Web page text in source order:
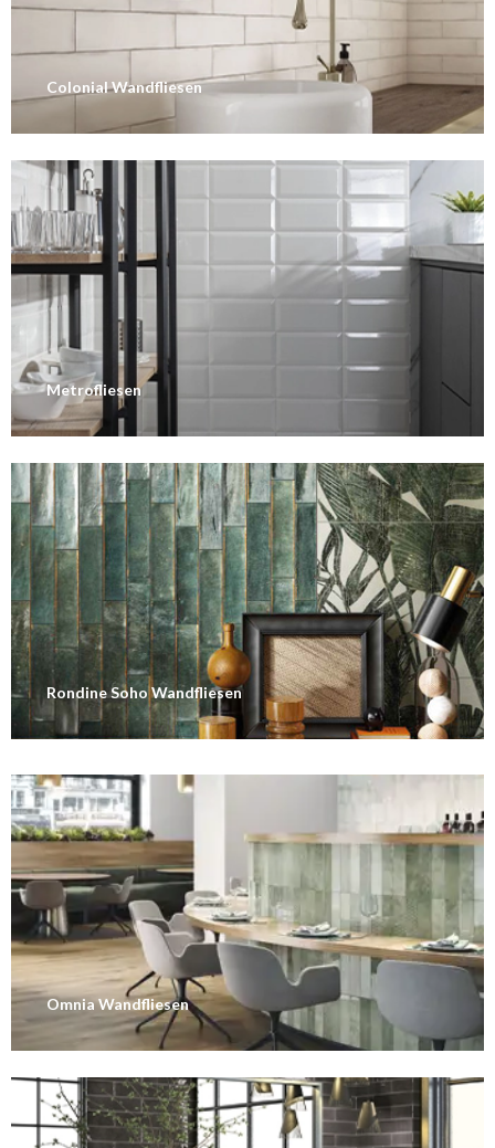
Colonial Wandfliesen
Metrofliesen
Rondine Soho Wandfliesen
Omnia Wandfliesen